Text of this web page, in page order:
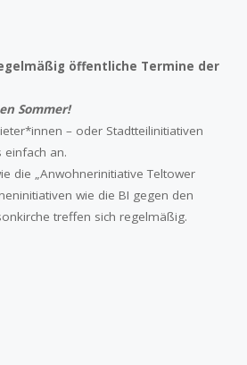
öffentliche Termine der
Sommer!
– oder Stadtteilinitiativen
einfach an.
die „Anwohnerinitiative Teltower
wie die BI gegen den
treffen sich regelmäßig.